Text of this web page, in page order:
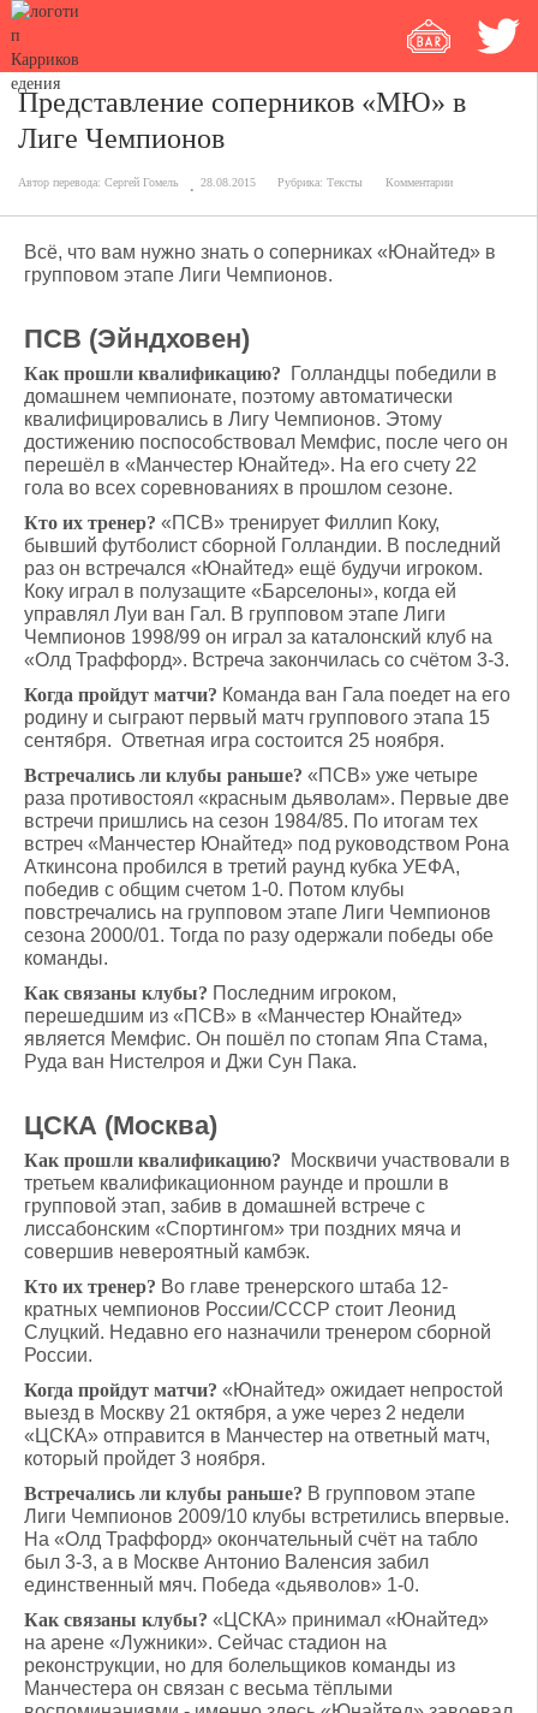
Представление соперников «МЮ» в
Лиге Чемпионов
Автор перевода: Сергей Гомель 28.08.2015 Рубрика: Тексты Комментарии
Всё, что вам нужно знать о соперниках «Юнайтед» в
групповом этапе Лиги Чемпионов.
ПСВ (Эйндховен)
Как прошли квалификацию? Голландцы победили в
домашнем чемпионате, поэтому автоматически
квалифицировались в Лигу Чемпионов. Этому
достижению поспособствовал Мемфис, после чего он
перешёл в «Манчестер Юнайтед». На его счету 22
гола во всех соревнованиях в прошлом сезоне.
Кто их тренер? «ПСВ» тренирует Филлип Коку,
бывший футболист сборной Голландии. В последний
раз он встречался «Юнайтед» ещё будучи игроком.
Коку играл в полузащите «Барселоны», когда ей
управлял Луи ван Гал. В групповом этапе Лиги
Чемпионов 1998/99 он играл за каталонский клуб на
«Олд Траффорд». Встреча закончилась со счётом 3-3.
Когда пройдут матчи? Команда ван Гала поедет на его
родину и сыграют первый матч группового этапа 15
сентября. Ответная игра состоится 25 ноября.
Встречались ли клубы раньше? «ПСВ» уже четыре
раза противостоял «красным дьяволам». Первые две
встречи пришлись на сезон 1984/85. По итогам тех
встреч «Манчестер Юнайтед» под руководством Рона
Аткинсона пробился в третий раунд кубка УЕФА,
победив с общим счетом 1-0. Потом клубы
повстречались на групповом этапе Лиги Чемпионов
сезона 2000/01. Тогда по разу одержали победы обе
команды.
Как связаны клубы? Последним игроком,
перешедшим из «ПСВ» в «Манчестер Юнайтед»
является Мемфис. Он пошёл по стопам Япа Стама,
Руда ван Нистелроя и Джи Сун Пака.
ЦСКА (Москва)
Как прошли квалификацию? Москвичи участвовали в
третьем квалификационном раунде и прошли в
групповой этап, забив в домашней встрече с
лиссабонским «Спортингом» три поздних мяча и
совершив невероятный камбэк.
Кто их тренер? Во главе тренерского штаба 12-
кратных чемпионов России/СССР стоит Леонид
Слуцкий. Недавно его назначили тренером сборной
России.
Когда пройдут матчи? «Юнайтед» ожидает непростой
выезд в Москву 21 октября, а уже через 2 недели
«ЦСКА» отправится в Манчестер на ответный матч,
который пройдет 3 ноября.
Встречались ли клубы раньше? В групповом этапе
Лиги Чемпионов 2009/10 клубы встретились впервые.
На «Олд Траффорд» окончательный счёт на табло
был 3-3, а в Москве Антонио Валенсия забил
единственный мяч. Победа «дьяволов» 1-0.
Как связаны клубы? «ЦСКА» принимал «Юнайтед»
на арене «Лужники». Сейчас стадион на
реконструкции, но для болельщиков команды из
Манчестера он связан с весьма тёплыми